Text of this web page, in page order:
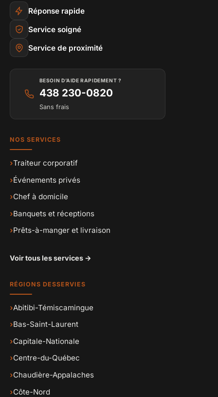
Réponse rapide
Service soigné
Service de proximité
BESOIN D’AIDE RAPIDEMENT ?
438 230-0820
Sans frais
NOS SERVICES
›Traiteur corporatif
›Événements privés
›Chef à domicile
›Banquets et réceptions
›Prêts-à-manger et livraison
Voir tous les services →
RÉGIONS DESSERVIES
›Abitibi-Témiscamingue
›Bas-Saint-Laurent
›Capitale-Nationale
›Centre-du-Québec
›Chaudière-Appalaches
›Côte-Nord